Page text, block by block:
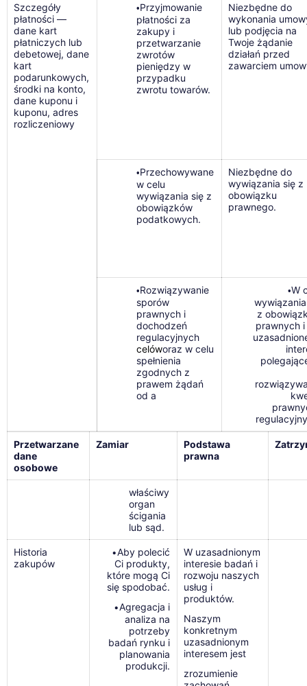
Szczegóły
płatności —
dane kart
płatniczych lub
debetowej, dane
kart
podarunkowych,
środki na konto,
dane kuponu i
kuponu, adres
rozliczeniowy
•Przyjmowanie
płatności za
zakupy i
przetwarzanie
zwrotów
pieniędzy w
przypadku
zwrotu towarów.
Niezbędne do
wykonania
lub podjęcia na
Twoje żądanie
działań przed
zawarciem
•Przechowywane
w celu
wywiązania się z
obowiązków
podatkowych.
Niezbędne do
wywiązania się z
obowiązku
prawnego.
•Rozwiązywanie
sporów
prawnych i
dochodzeń
regulacyjnych
celóworaz w celu
spełnienia
zgodnych z
prawem żądań
od a
•W
z
prawnych
Przetwarzane
dane
osobowe
Zamiar
Podstawa
prawna
właściwy
organ
ścigania
lub sąd.
Historia
zakupów
•Aby polecić
Ci produkty,
które mogą Ci
się spodobać.
•Agregacja i
analiza na
potrzeby
badań rynku i
planowania
produkcji.
W uzasadnionym
interesie badań i
rozwoju naszych
usług i
produktów.
Naszym
konkretnym
uzasadnionym
interesem jest
zrozumienie